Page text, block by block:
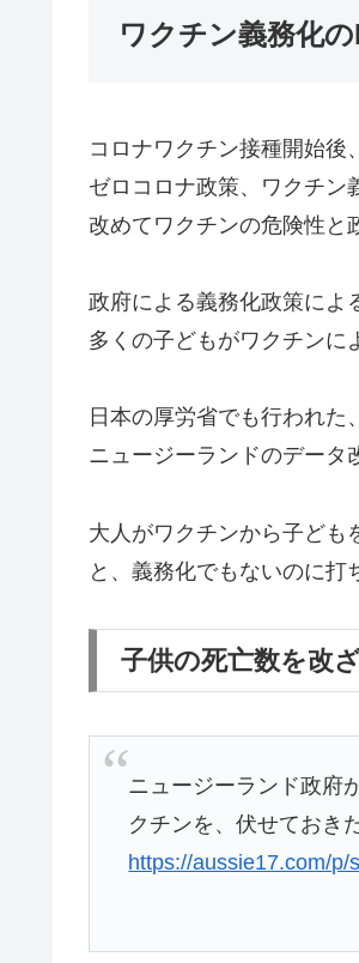
ワクチン義務化
コロナワクチン接種開始後
ゼロコロナ政策、ワクチン
改めてワクチンの危険性と
政府による義務化政策によ
多くの子どもがワクチンに
日本の厚労省でも行われた
ニュージーランドのデータ
大人がワクチンから子ども
と、義務化でもないのに打
子供の死亡数を改
ニュージーランド政府
クチンを、伏せておき
https://aussie17.com/